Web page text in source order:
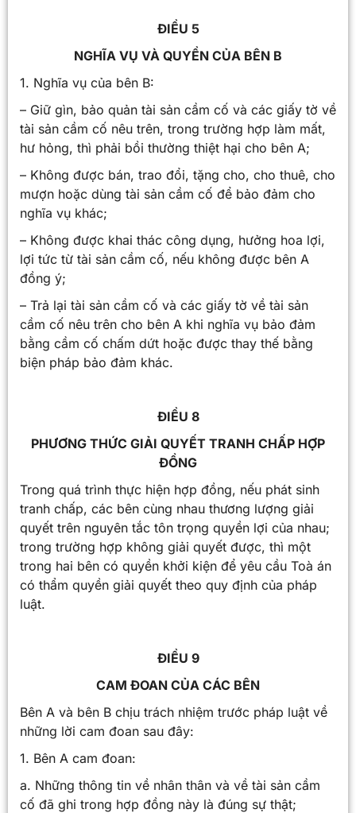
ĐIỀU 5
NGHĨA VỤ VÀ QUYỀN CỦA BÊN B
1. Nghĩa vụ của bên B:
– Giữ gìn, bảo quản tài sản cầm cố và các giấy tờ về
tài sản cầm cố nêu trên, trong trường hợp làm mất,
hư hỏng, thì phải bồi thường thiệt hại cho bên A;
– Không được bán, trao đổi, tặng cho, cho thuê, cho
mượn hoặc dùng tài sản cầm cố để bảo đảm cho
nghĩa vụ khác;
– Không được khai thác công dụng, hưởng hoa lợi,
lợi tức từ tài sản cầm cố, nếu không được bên A
đồng ý;
– Trả lại tài sản cầm cố và các giấy tờ về tài sản
cầm cố nêu trên cho bên A khi nghĩa vụ bảo đảm
bằng cầm cố chấm dứt hoặc được thay thế bằng
biện pháp bảo đảm khác.
ĐIỀU 8
PHƯƠNG THỨC GIẢI QUYẾT TRANH CHẤP HỢP
ĐỒNG
Trong quá trình thực hiện hợp đồng, nếu phát sinh
tranh chấp, các bên cùng nhau thương lượng giải
quyết trên nguyên tắc tôn trọng quyền lợi của nhau;
trong trường hợp không giải quyết được, thì một
trong hai bên có quyền khởi kiện để yêu cầu Toà án
có thẩm quyền giải quyết theo quy định của pháp
luật.
ĐIỀU 9
CAM ĐOAN CỦA CÁC BÊN
Bên A và bên B chịu trách nhiệm trước pháp luật về
những lời cam đoan sau đây:
1. Bên A cam đoan:
a. Những thông tin về nhân thân và về tài sản cầm
cố đã ghi trong hợp đồng này là đúng sự thật;